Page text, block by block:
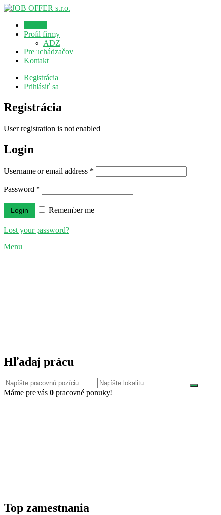
Profil firmy
ADZ
Pre uchádzačov
Kontakt
Registrácia
Prihlásiť sa
Registrácia
User registration is not enabled
Login
Username or email address *
Password *
Remember me
Lost your password?
Menu
Hľadaj prácu
Máme pre vás 0 pracovné ponuky!
Top zamestnania